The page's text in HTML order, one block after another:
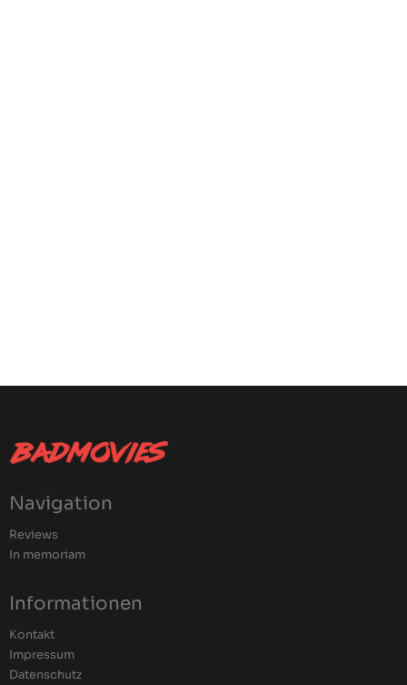
Navigation
Reviews
In memoriam
Informationen
Kontakt
Impressum
Datenschutz